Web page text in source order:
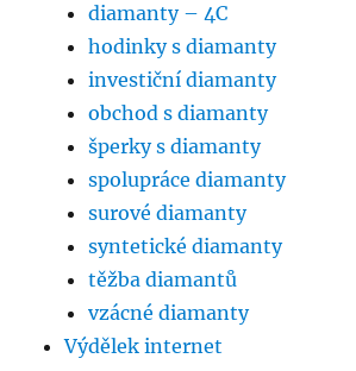
diamanty – 4C
hodinky s diamanty
investiční diamanty
obchod s diamanty
šperky s diamanty
spolupráce diamanty
surové diamanty
syntetické diamanty
těžba diamantů
vzácné diamanty
Výdělek internet